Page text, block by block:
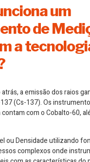
um
de
a
a emissão dos raios
(Cs-137). Os
com o Cobalto-60,
ou Densidade utilizando
complexos onde